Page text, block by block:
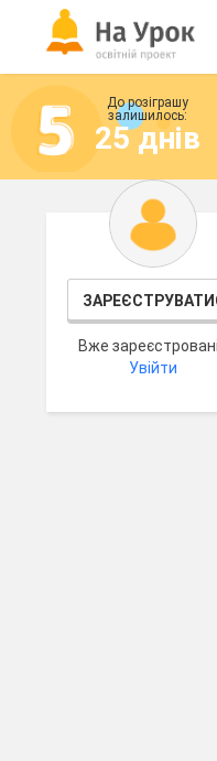
До розіграшу
залишилось:
25 днів
Вже
Увійти